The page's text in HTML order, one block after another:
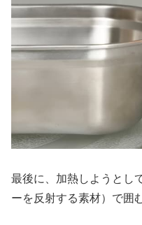
最後に、加熱しようとし
ーを反射する素材）で囲